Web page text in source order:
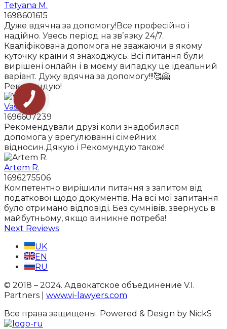
Tetyana M.
1698601615
Дуже вдячна за допомогу!Все професійно і
надійно. Увесь період на звʼязку 24/7.
Кваліфікована допомога не зважаючи в якому
куточку країни я знаходжусь. Всі питання були
вирішені онлайн і в моєму випадку це ідеальний
варіант. Дужу вдячна за допомогу!!!🥰🤗
Рекомендую!
Vasil K.
1696607239
Рекомендували друзі коли знадобилася
допомога у врегулюванні сімейних
відносин.Дякую і Рекомундую також!
Artem R.
1696275506
Компетентно вирішили питання з запитом від
податкової щодо документів. На всі мої запитання
було отримано відповіді. Без сумнівів, звернусь в
майбутньому, якщо виникне потреба!
Next Reviews
UK
EN
RU
© 2018 – 2024. Адвокатское объединение V.I.
Partners | www.vi-lawyers.com
Все права защищены. Powered & Design by NickS